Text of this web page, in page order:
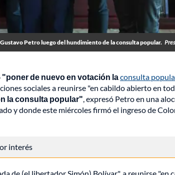
Petro luego del hundimiento de la consulta popular.
"poner de nuevo en votación laconsulta
sociales a reunirse "en cabildo abierto en
la consulta popular", expresó Petro en una
y donde este miércoles firmó el ingreso de
interés